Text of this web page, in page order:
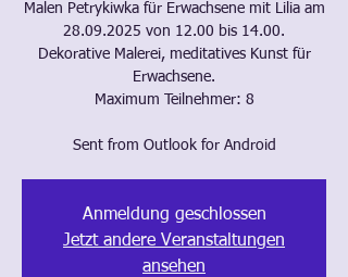
Malen Petrykiwka für Erwachsene mit Lilia am
28.09.2025 von 12.00 bis 14.00.
Dekorative Malerei, meditatives Kunst für
Erwachsene.
Maximum Teilnehmer: 8
Sent from Outlook for Android
Anmeldung geschlossen
Jetzt andere Veranstaltungen
ansehen